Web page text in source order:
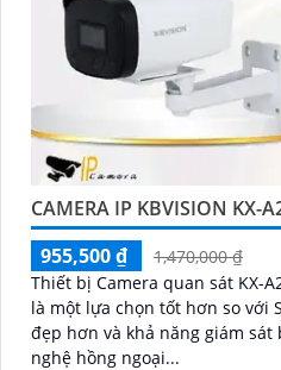
CAMERA IP KBVISION KX-
955,500 ₫
1,470,000 ₫
Thiết bị Camera quan sát KX-
là một lựa chọn tốt hơn so với
đẹp hơn và khả năng giám
nghệ hồng ngoại...